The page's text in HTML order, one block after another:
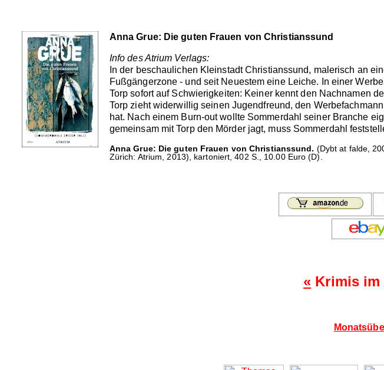
Anna Grue: Die guten Frauen von Christianssund
Info des Atrium Verlags:
In der beschaulichen Kleinstadt Christianssund, malerisch an
Fußgängerzone - und seit Neuestem eine Leiche. In einer
Torp sofort auf Schwierigkeiten: Keiner kennt den Nachnamen
Torp zieht widerwillig seinen Jugendfreund, den
hat. Nach einem Burn-out wollte Sommerdahl seiner Branche
gemeinsam mit Torp den Mörder jagt, muss Sommerdahl
Anna Grue: Die guten Frauen von Christianssund. (Dybt at falde,
Zürich: Atrium, 2013), kartoniert, 402 S., 10.00 Euro (D).
« Krimis im